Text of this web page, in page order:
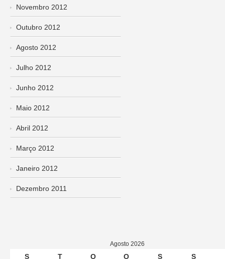
Novembro 2012
Outubro 2012
Agosto 2012
Julho 2012
Junho 2012
Maio 2012
Abril 2012
Março 2012
Janeiro 2012
Dezembro 2011
Agosto 2026
S T Q Q S S